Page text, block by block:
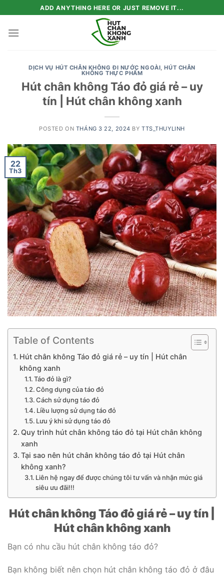
to
content
ADD ANYTHING HERE OR JUST REMOVE IT...
DỊCH VỤ HÚT CHÂN KHÔNG ĐI NƯỚC NGOÀI,HÚT CHÂN
KHÔNG THỰC PHẨM
Hút chân không Táo đỏ giá rẻ – uy
tín | Hút chân không xanh
POSTED ON THÁNG 3 22, 2024 BYTTS_THUYLINH
22
Th3
Table of Contents
Hút chân không Táo đỏ giá rẻ – uy tín | Hút chân
không xanh
Táo đỏ là gì?
Công dụng của táo đỏ
Cách sử dụng táo đỏ
Liều lượng sử dụng táo đỏ
Lưu ý khi sử dụng táo đỏ
Quy trình hút chân không táo đỏ tại Hút chân không
xanh
Tại sao nên hút chân không táo đỏ tại Hút chân
không xanh?
Liên hệ ngay để được chúng tôi tư vấn và nhận mức giá
siêu ưu đãi!!!
Hút chân không Táo đỏ giá rẻ – uy tín |
Hút chân không xanh
Bạn có nhu cầu hút chân không táo đỏ?
Bạn không biết nên chọn hút chân không táo đỏ ở đâu